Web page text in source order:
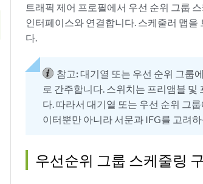
트래픽 제어 프로필에서 우선 순위 그룹
인터페이스와 연결합니다. 스케줄러 맵
다.
참고:대기열 또는 우선 순위 그룹
로 간주합니다. 스위치는 프리앰블
다. 따라서 대기열 또는 우선 순위 그
이터뿐만 아니라 서문과 IFG를 고려
우선순위 그룹 스케줄링